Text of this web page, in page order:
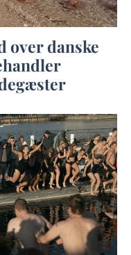
over danske